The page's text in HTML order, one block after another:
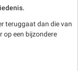
teruggaat dan die van
op een bijzondere